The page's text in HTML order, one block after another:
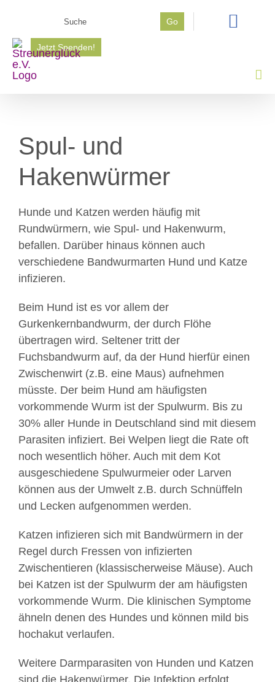
springen
Go
Jetzt Spenden!
Spul- und
Hakenwürmer
Hunde und Katzen werden häufig mit
Rundwürmern, wie Spul- und Hakenwurm,
befallen. Darüber hinaus können auch
verschiedene Bandwurmarten Hund und Katze
infizieren.
Beim Hund ist es vor allem der
Gurkenkernbandwurm, der durch Flöhe
übertragen wird. Seltener tritt der
Fuchsbandwurm auf, da der Hund hierfür einen
Zwischenwirt (z.B. eine Maus) aufnehmen
müsste. Der beim Hund am häufigsten
vorkommende Wurm ist der Spulwurm. Bis zu
30% aller Hunde in Deutschland sind mit diesem
Parasiten infiziert. Bei Welpen liegt die Rate oft
noch wesentlich höher. Auch mit dem Kot
ausgeschiedene Spulwurmeier oder Larven
können aus der Umwelt z.B. durch Schnüffeln
und Lecken aufgenommen werden.
Katzen infizieren sich mit Bandwürmern in der
Regel durch Fressen von infizierten
Zwischentieren (klassischerweise Mäuse). Auch
bei Katzen ist der Spulwurm der am häufigsten
vorkommende Wurm. Die klinischen Symptome
ähneln denen des Hundes und können mild bis
hochakut verlaufen.
Weitere Darmparasiten von Hunden und Katzen
sind die Hakenwürmer. Die Infektion erfolgt